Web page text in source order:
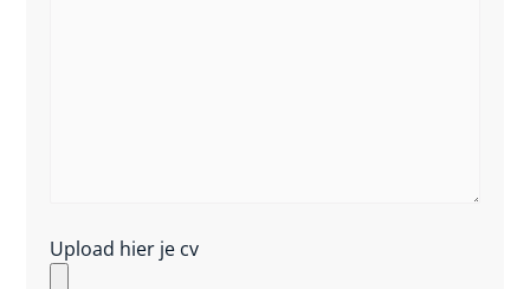
Upload hier je cv